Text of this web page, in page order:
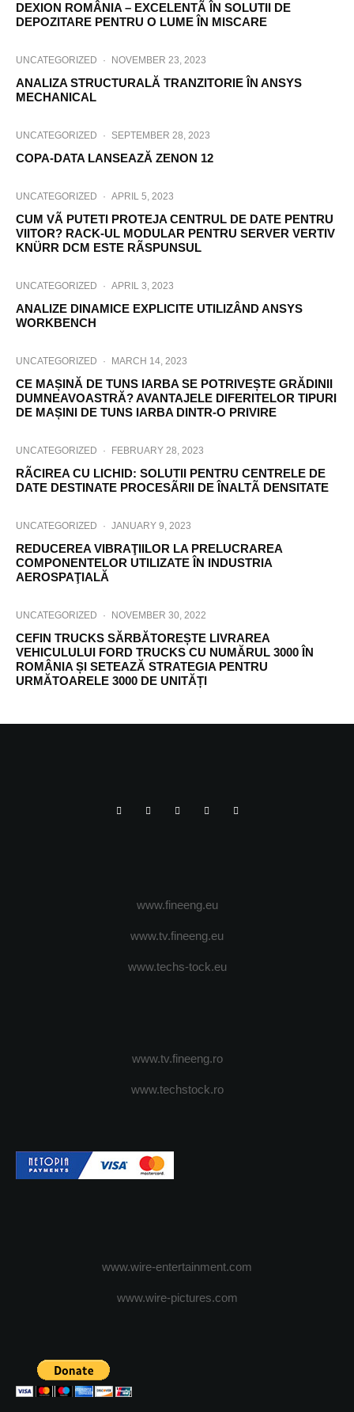
DEXION ROMÂNIA – EXCELENTÃ ÎN SOLUTII DE
DEPOZITARE PENTRU O LUME ÎN MISCARE
UNCATEGORIZED · NOVEMBER 23, 2023
ANALIZA STRUCTURALĂ TRANZITORIE ÎN ANSYS
MECHANICAL
UNCATEGORIZED · SEPTEMBER 28, 2023
COPA-DATA LANSEAZĂ ZENON 12
UNCATEGORIZED · APRIL 5, 2023
CUM VÃ PUTETI PROTEJA CENTRUL DE DATE PENTRU
VIITOR? RACK-UL MODULAR PENTRU SERVER VERTIV
KNÜRR DCM ESTE RÃSPUNSUL
UNCATEGORIZED · APRIL 3, 2023
ANALIZE DINAMICE EXPLICITE UTILIZÂND ANSYS
WORKBENCH
UNCATEGORIZED · MARCH 14, 2023
CE MAȘINĂ DE TUNS IARBA SE POTRIVEȘTE GRĂDINII
DUMNEAVOASTRĂ? AVANTAJELE DIFERITELOR TIPURI
DE MAȘINI DE TUNS IARBA DINTR-O PRIVIRE
UNCATEGORIZED · FEBRUARY 28, 2023
RÃCIREA CU LICHID: SOLUTII PENTRU CENTRELE DE
DATE DESTINATE PROCESÃRII DE ÎNALTÃ DENSITATE
UNCATEGORIZED · JANUARY 9, 2023
REDUCEREA VIBRAŢIILOR LA PRELUCRAREA
COMPONENTELOR UTILIZATE ÎN INDUSTRIA
AEROSPAŢIALĂ
UNCATEGORIZED · NOVEMBER 30, 2022
CEFIN TRUCKS SĂRBĂTOREȘTE LIVRAREA
VEHICULULUI FORD TRUCKS CU NUMĂRUL 3000 ÎN
ROMÂNIA ȘI SETEAZĂ STRATEGIA PENTRU
URMĂTOARELE 3000 DE UNITĂȚI
www.fineeng.eu
www.tv.fineeng.eu
www.techs-tock.eu
www.tv.fineeng.ro
www.techstock.ro
www.wire-entertainment.com
www.wire-pictures.com